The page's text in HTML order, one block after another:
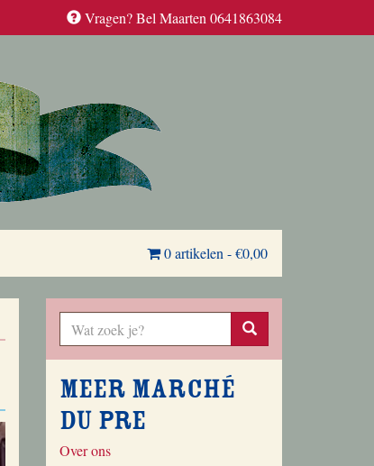
Vragen? Bel Maarten 0641863084
0 artikelen -€0,00
Meer Marché
du Pre
Over ons